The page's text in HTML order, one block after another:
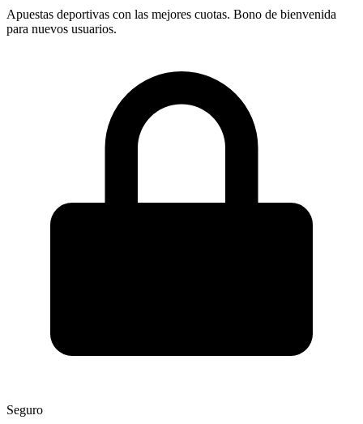
Apuestas deportivas con las mejores cuotas. Bono de bienvenida
para nuevos usuarios.
Seguro